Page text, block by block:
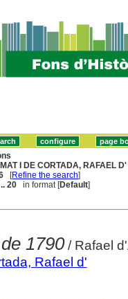
I DE CORTADA, RAFAEL
[Refine the search]
20 in format [Default]
1790/ Rafael
Rafael d'